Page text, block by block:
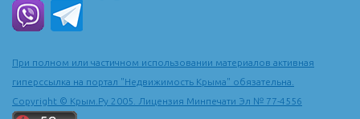
При полном или частичном использовании материалов активная
гиперссылка на портал "Недвижимость Крыма" обязательна.
Copyright © Крым.Ру 2005. Лицензия Минпечати Эл № 77-4556